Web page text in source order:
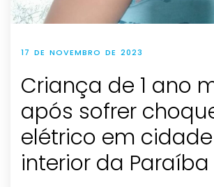
17 DE NOVEMBRO DE 2023
Criança de 1 ano
após sofrer
elétrico em
interior da Paraíba